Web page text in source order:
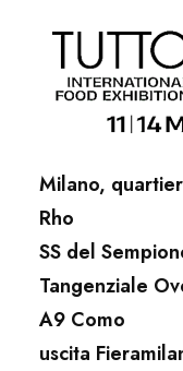
Milano,
Rho
SS del
Tangenziale
A9 Como
uscita